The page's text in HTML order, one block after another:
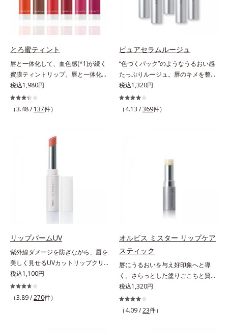
とろ蜜ティント
唇と一体化して、血色感(*1)が続く
蜜膜ティントリップ。唇と一体化し
て色落ちしにくいティント処方とう
るおいを両立した、ティントリップ
です。色が長時間唇に密着するオイ
みずしい発色が続きます。また色素
による唇の乾燥を防ぐため、一部の
施し、さらに3種のうるおい・保護
成分(*5)も配合。しっとり感をキー
プし、ぷるんとした唇に。さっとひ
と塗りするだけで、くすみやすい大
人の肌に血色感を与え、唇を自然に
美しく彩る色設計です。*1 メイク
効果による*2 水添ポリイソブテン
リリルシラン配合＝保湿成分*5 ス
クワラン、ヒアルロン酸Na、加水
分解コラーゲン
税込1,980円
（3.48 / 137件）
ピュアセラムルージュ
“色づくパック”のようなうるおい感
たっぷりルージュ。唇のキメを整え
リップの土台をつくり鮮やかな発色
を叶えます。唇にたっぷりうるおい
を与えながら鮮やかに色づく、スキ
解決(*1)する「リップトリートメン
均一な質感に整った唇にのせること
でより美しく色づく「クリアカラー
み物の水分を取り込んでリップの密
(*4）」で、マスクに色移りもしに
る *2 シリカ、酸化チタン、トリエ
トキシカプリリルシラン、アルニカ
花エキス＝唇にうるおいを与える効
果と、凹凸を補正して見せる効果を
併せ持つ成分*3 ダイマージリノー
ル酸ダイマージリノレイルビス（ベ
税込1,320円
（4.13 /369件）
リップバームUV
紫外線ダメージを防ぎながら、唇を
美しく見せるUVカットリップクリ
ーム。UV対策を忘れがちな唇に。
紫外線をカットしながら、顔色をパ
ッと明るく見せるUVカットリップ
税込1,100円
（3.89 /270件）
オルビス ミスター リップケア
スティック
唇にうるおいを与え好印象へと導
く。さらっとした塗りごこちと質感
で自然で好印象な口元に。さらっと
した軽やかな塗りごこちでありなが
らも、唇にうるおいを与える「モイ
税込1,320円
（4.09 /23件）